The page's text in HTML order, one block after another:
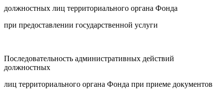
должностных лиц территориального органа Фонда
при предоставлении государственной услуги
Последовательность административных действий
должностных
лиц территориального органа Фонда при приеме документов